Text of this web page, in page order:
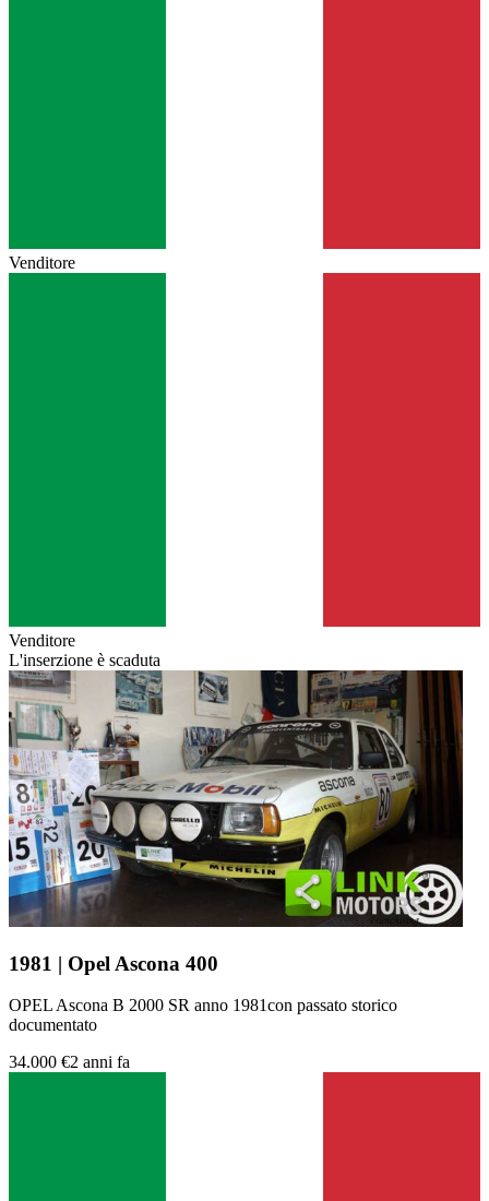
Venditore
Venditore
L'inserzione è scaduta
1981 | Opel Ascona 400
OPEL Ascona B 2000 SR anno 1981con passato storico
documentato
34.000 €2 anni fa